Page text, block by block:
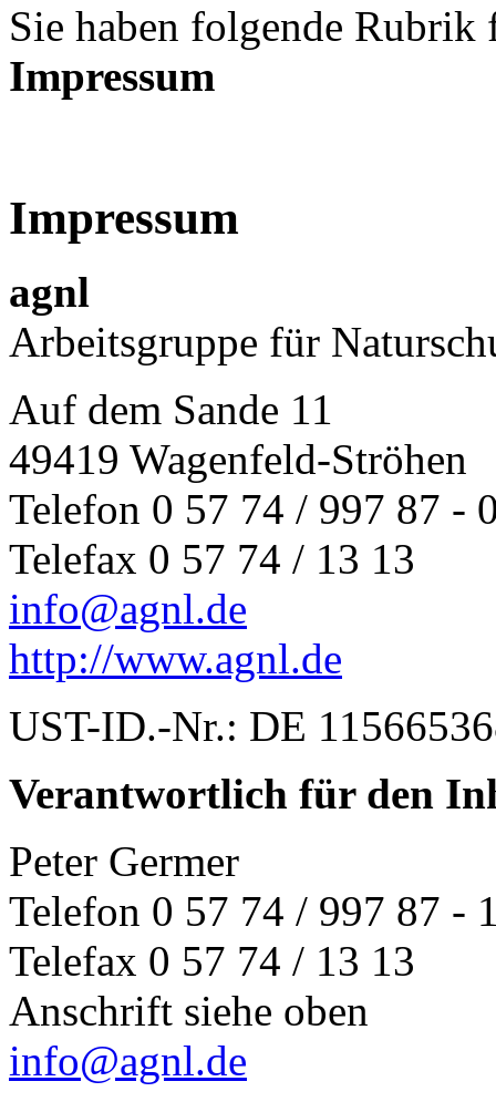
Sie haben folgende
Impressum
Impressum
agnl
Arbeitsgruppe für
Auf dem Sande 11
49419 Wagenfeld-Ströhen
Telefon 0 57 74 / 997 87 -
Telefax 0 57 74 / 13 13
info@agnl.de
http://www.agnl.de
UST-ID.-Nr.: DE
Verantwortlich für den
Peter Germer
Telefon 0 57 74 / 997 87 -
Telefax 0 57 74 / 13 13
Anschrift siehe oben
info@agnl.de